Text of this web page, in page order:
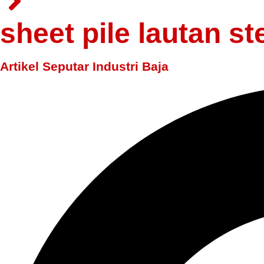
sheet pile lautan
Artikel Seputar Industri Baja